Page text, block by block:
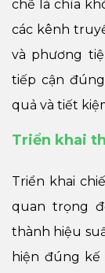
chẽ là chìa
các kênh
và phương
tiếp cận
quả và tiết
Triển khai
Triển khai
quan trọng
thành hiệu
hiện đúng